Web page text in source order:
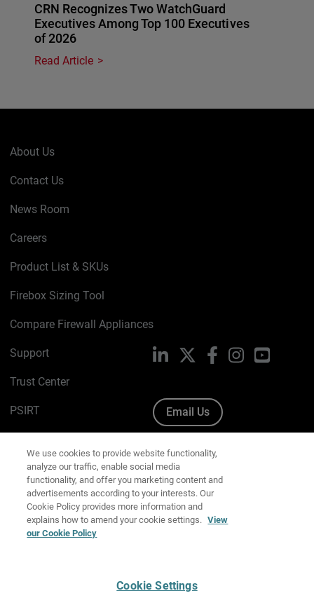
CRN Recognizes Two WatchGuard
Executives Among Top 100 Executives
of 2026
Read Article
About Us
Contact Us
News Room
Careers
Product List & SKUs
Firebox Sizing Tool
Compare Firewall Appliances
Support
Trust Center
PSIRT
Privacy Policy
Media & Brand Kit
Manage Email Preferences
LinkedIn FacebookInstagramYouTube
Email Us
analyze our traffic, enable social media
functionality, and offer you marketing content and
advertisements according to your interests. Our
Cookie Policy provides more information and
explains how to amend your cookie settings.
our Cookie Policy